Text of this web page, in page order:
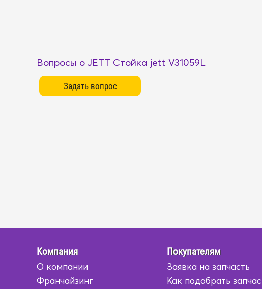
Вопросы о JETT Стойка jett V31059L
Компания
О компании
Франчайзинг
Покупателям
Заявка на запчасть
Как подобрать